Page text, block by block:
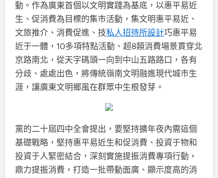
動。作為廣東首個以文明實踐為基底，以惠平易近
生、促消費為目標的集市活動，集文明惠平易近、
文旅推介、消費促進、技私人招待所設計巧惠平易
近于一體，10多項特點活動、超8類消費場景貫穿北
京路南北，從天字碼頭一向到中山五路路口，各有
分歧、處處出色，將傳統嶺南文明融進現代城市生
涯，讓廣東文明鄉風在群眾中生根發芽。
黨的二十屆四中全會提出，要堅持擴年夜內需這個
基礎戰略，堅持惠平易近生和促消費、投資于物和
投資于人緊密結合，深刻實施提振消費專項行動，
鼎力提振消費，打造一批帶動面廣、顯示度高的消